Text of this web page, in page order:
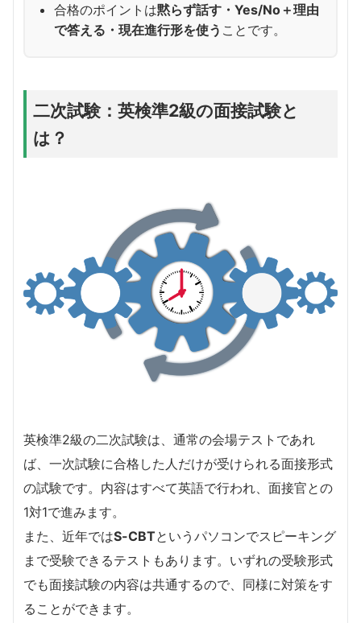
合格のポイントは黙らず話す・Yes/No＋理由
で答える・現在進行形を使う ことです。
二次試験：英検準2級の面接試験と
は？
英検準2級の二次試験は、通常の会場テストであれ
ば、一次試験に合格した人だけが受けられる面接形式
の試験です。内容はすべて英語で行われ、面接官との
1対1で進みます。
また、近年ではS-CBTというパソコンでスピーキング
まで受験できるテストもあります。いずれの受験形式
でも面接試験の内容は共通するので、同様に対策をす
ることができます。